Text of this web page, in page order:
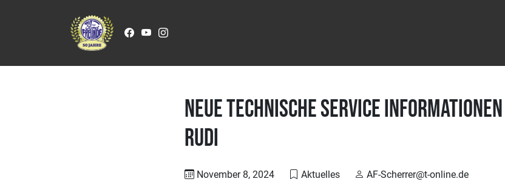
Neue Technische Service
Rudi
November 8, 2024 Aktuelles AF-Scherrer@t-online.de